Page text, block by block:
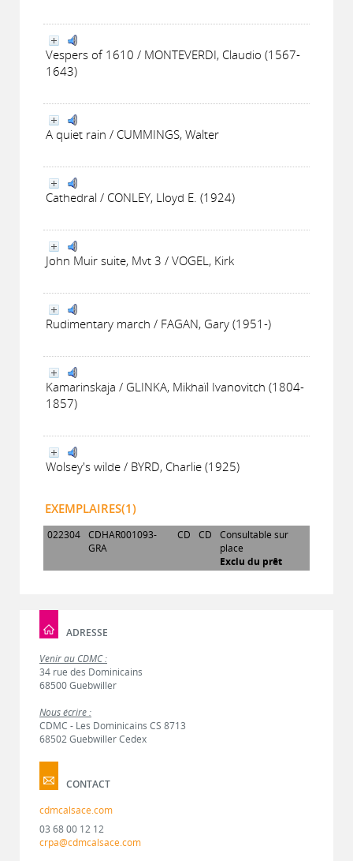
Vespers of 1610 / MONTEVERDI, Claudio (1567-
1643)
A quiet rain / CUMMINGS, Walter
Cathedral / CONLEY, Lloyd E. (1924)
John Muir suite, Mvt 3 / VOGEL, Kirk
Rudimentary march / FAGAN, Gary (1951-)
Kamarinskaja / GLINKA, Mikhaïl Ivanovitch (1804-
1857)
Wolsey's wilde / BYRD, Charlie (1925)
EXEMPLAIRES(1)
022304 CDHAR001093-
GRA
CD CD
Consultable sur
place
Exclu du prêt
ADRESSE
Venir au CDMC :
34 rue des Dominicains
68500 Guebwiller
Nous écrire :
CDMC - Les Dominicains CS 8713
68502 Guebwiller Cedex
CONTACT
cdmcalsace.com
03 68 00 12 12
crpa@cdmcalsace.com